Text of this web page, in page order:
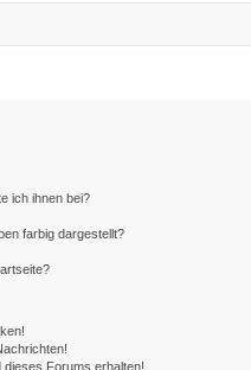
ich ihnen bei?
farbig dargestellt?
dieses Forums erhalten!